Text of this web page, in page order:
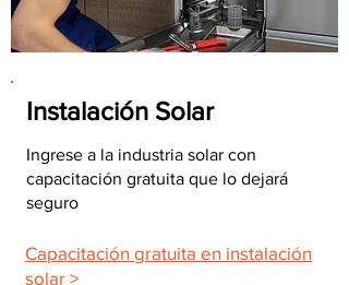
Instalación Solar
Ingrese a la industria solar con
capacitación gratuita que lo dejará
seguro
Capacitación gratuita en instalación
solar >